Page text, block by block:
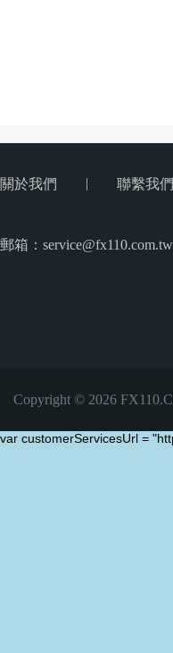
關於我們 | 聯繫我們
郵箱：service@fx110.com.tw
Copyright © 2026
var customerServicesUrl =